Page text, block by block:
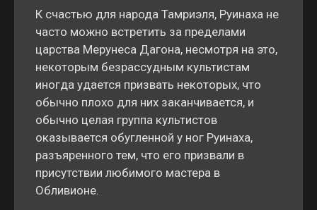
К счастью для народа Тамриэля, Руинаха не
часто можно встретить за пределами
царства Мерунеса Дагона, несмотря на это,
некоторым безрассудным культистам
иногда удается призвать некоторых, что
обычно плохо для них заканчивается, и
обычно целая группа культистов
оказывается обугленной у ног Руинаха,
разъяренного тем, что его призвали в
присутствии любимого мастера в
Обливионе.